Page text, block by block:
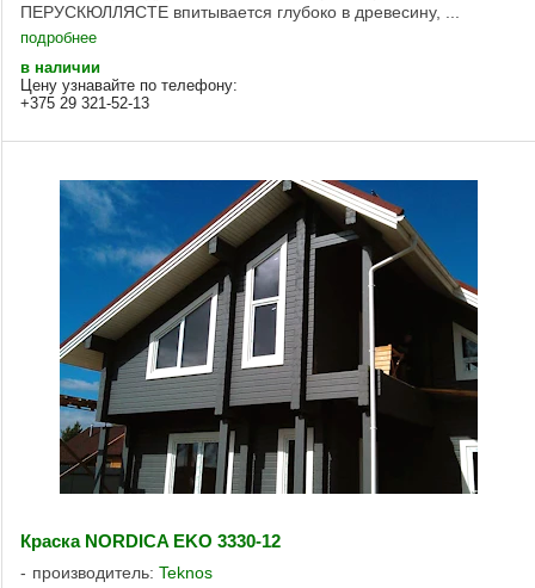
ПЕРУСКЮЛЛЯСТЕ впитывается глубоко в древесину, ...
подробнее
в наличии
Цену узнавайте по телефону:
+375 29 321-52-13
Краска NORDICA EKO 3330-12
производитель: Teknos